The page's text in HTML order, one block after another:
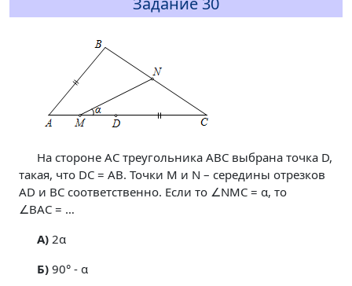
На стороне AC треугольника ABC выбрана точка D,
такая, что DC = AB. Точки M и N – середины отрезков
AD и BC соответственно. Если то ∠NMC = α, то
∠BAC = …
A)2α
Б)90° - α